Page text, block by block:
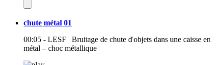
chute métal 01
00:05 - LESF | Bruitage de chute d'objets dans une caisse en
métal – choc métallique